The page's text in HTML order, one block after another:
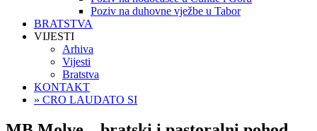
Poziv na duhovne vježbe u Tabor
BRATSTVA
VIJESTI
Arhiva
Vijesti
Bratstva
KONTAKT
» CRO LAUDATO SI